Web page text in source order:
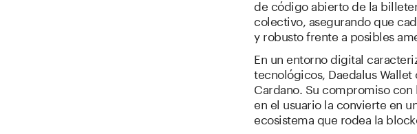
de código abierto de la
colectivo, asegurando que
y robusto frente a posibles
En un entorno digital
tecnológicos, Daedalus
Cardano. Su compromiso
en el usuario la convierte en
ecosistema que rodea la